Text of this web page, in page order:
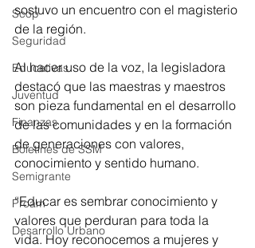
Scop
Seguridad
Educativas
Juventud
Finanzas
Boletines de SSM
Semigrante
Proam
Desarrollo Urbano
sostuvo un encuentro con el magisterio
de la región.
Al hacer uso de la voz, la legisladora
destacó que las maestras y maestros
son pieza fundamental en el desarrollo
de las comunidades y en la formación
de generaciones con valores,
conocimiento y sentido humano.
“Educar es sembrar conocimiento y
valores que perduran para toda la
vida. Hoy reconocemos a mujeres y